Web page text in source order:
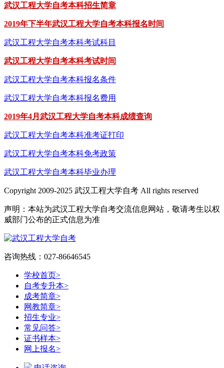
武汉工程大学自考本科招生简章
2019年下半年武汉工程大学自考本科报名时间
武汉工程大学自考本科考试科目
武汉工程大学自考本科考试时间
武汉工程大学自考本科报名条件
武汉工程大学自考本科报名费用
2019年4月武汉工程大学自考本科成绩查询
武汉工程大学自考本科准考证打印
武汉工程大学自考本科免考政策
武汉工程大学自考本科毕业办理
Copyright 2009-2025 武汉工程大学自考 All rights reserved
声明：本站为武汉工程大学自考交流信息网站，敬请考生以权
威部门公布的正式信息为准
咨询热线：027-86646545
学校首页>
自考专升本>
成考简章>
网教简章>
招生专业>
常见问答>
证书样本>
网上报名>